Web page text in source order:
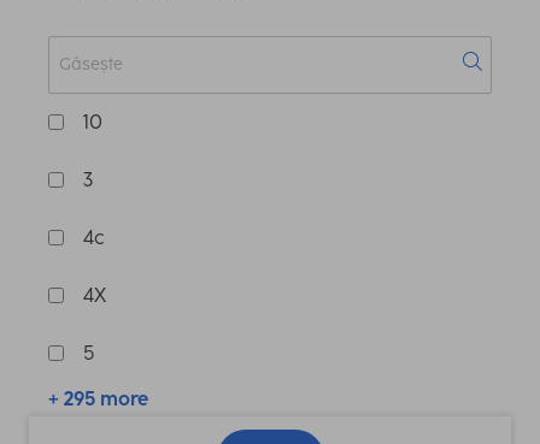
10
3
4c
4X
5
+ 295 more